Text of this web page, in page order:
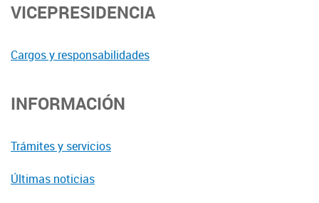
VICEPRESIDENCIA
Cargos y responsabilidades
INFORMACIÓN
Trámites y servicios
Últimas noticias